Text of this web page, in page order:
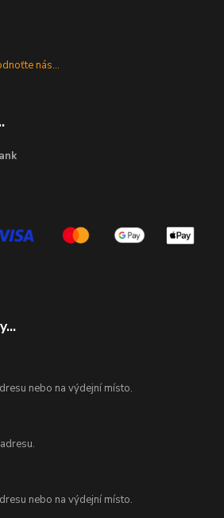
nás...
nebo na výdejní místo.
nebo na výdejní místo.